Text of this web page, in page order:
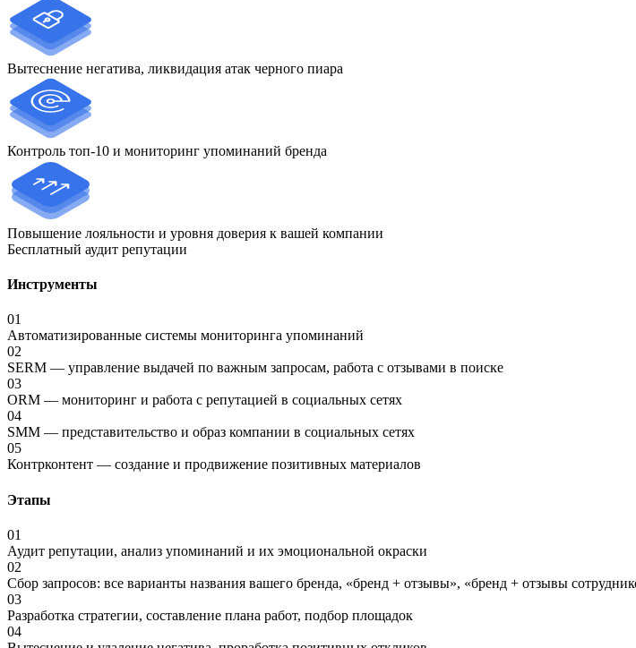
Вытеснение негатива, ликвидация атак черного пиара
Контроль топ-10 и мониторинг упоминаний бренда
Повышение лояльности и уровня доверия к вашей компании
Бесплатный аудит репутации
Инструменты
01
Автоматизированные системы мониторинга упоминаний
02
SERM — управление выдачей по важным запросам, работа с отзывами в поиске
03
ORM — мониторинг и работа с репутацией в социальных сетях
04
SMM — представительство и образ компании в социальных сетях
05
Контрконтент — создание и продвижение позитивных материалов
Этапы
01
Аудит репутации, анализ упоминаний и их эмоциональной окраски
02
Сбор запросов: все варианты названия вашего бренда, «бренд + отзывы», «бренд + отзывы
03
Разработка стратегии, составление плана работ, подбор площадок
04